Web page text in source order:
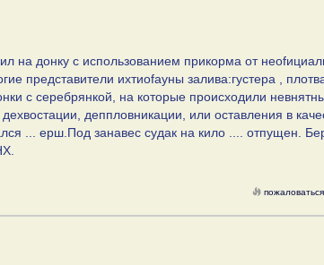
на донку с использованием прикорма от
представители ихтиоfауны залива:густера ,
с серебрянкой, на которые происходили
деппловникации, или оставления в
... ерш.Под занавес судак на кило .... отпущен.
пожаловаться